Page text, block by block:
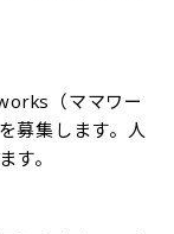
（ママワー
募集します。人
す。